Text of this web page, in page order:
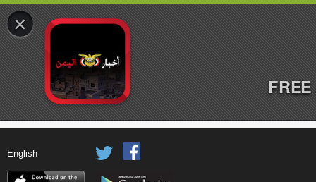
English
×